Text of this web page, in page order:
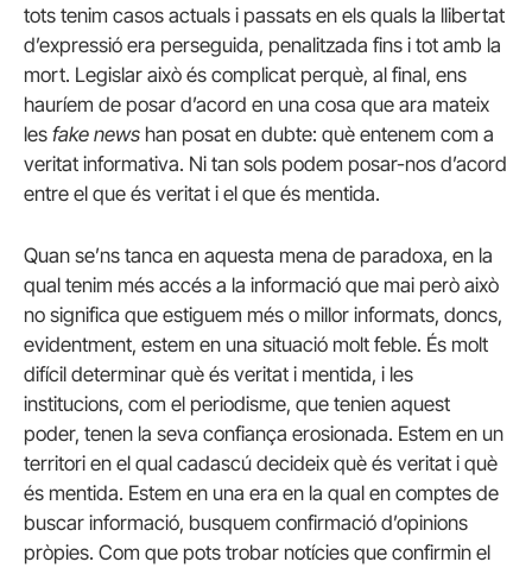
tots tenim casos actuals i passats en els quals la llibertat
d’expressió era perseguida, penalitzada fins i tot amb la
mort. Legislar això és complicat perquè, al final, ens
hauríem de posar d’acord en una cosa que ara mateix
les fake news han posat en dubte: què entenem com a
veritat informativa. Ni tan sols podem posar-nos d’acord
entre el que és veritat i el que és mentida.
Quan se’ns tanca en aquesta mena de paradoxa, en la
qual tenim més accés a la informació que mai però això
no significa que estiguem més o millor informats, doncs,
evidentment, estem en una situació molt feble. És molt
difícil determinar què és veritat i mentida, i les
institucions, com el periodisme, que tenien aquest
poder, tenen la seva confiança erosionada. Estem en un
territori en el qual cadascú decideix què és veritat i què
és mentida. Estem en una era en la qual en comptes de
buscar informació, busquem confirmació d’opinions
pròpies. Com que pots trobar notícies que confirmin el